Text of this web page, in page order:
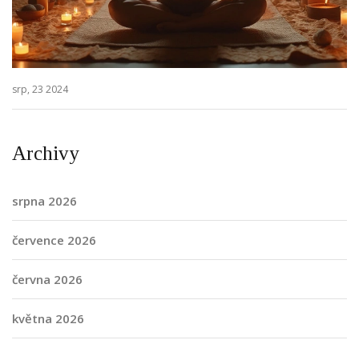
srp, 23 2024
Archivy
srpna 2026
července 2026
června 2026
května 2026